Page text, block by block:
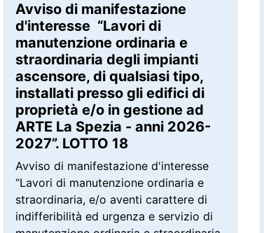
Avviso di manifestazione
d'interesse “Lavori di
manutenzione ordinaria e
straordinaria degli impianti
ascensore, di qualsiasi tipo,
installati presso gli edifici di
proprietà e/o in gestione ad
ARTE La Spezia - anni 2026-
2027”. LOTTO 18
Avviso di manifestazione d'interesse
“Lavori di manutenzione ordinaria e
straordinaria, e/o aventi carattere di
indifferibilità ed urgenza e servizio di